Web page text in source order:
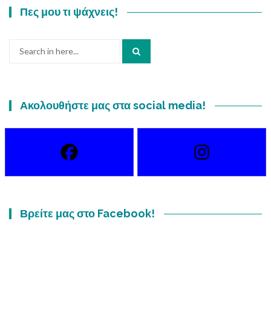
Πες μου τι ψάχνεις!
Ακολουθήστε μας στα social media!
Βρείτε μας στο Facebook!